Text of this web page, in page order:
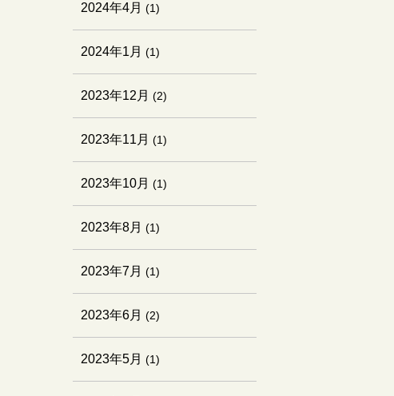
2024年4月 (1)
2024年1月 (1)
2023年12月 (2)
2023年11月 (1)
2023年10月 (1)
2023年8月 (1)
2023年7月 (1)
2023年6月 (2)
2023年5月 (1)